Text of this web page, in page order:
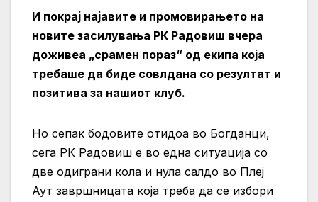
И покрај најавите и промовирањето на
новите засилувања РК Радовиш вчера
доживеа „срамен пораз“ од екипа која
требаше да биде совлдана со резултат и
позитива за нашиот клуб.
Но сепак бодовите отидоа во Богданци,
сега РК Радовиш е во една ситуација со
две одиграни кола и нула салдо во Плеј
Аут завршницата која треба да се избори